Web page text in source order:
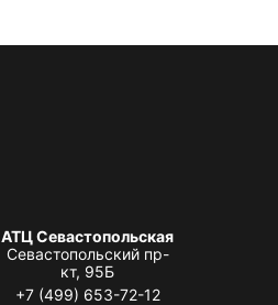
АТЦ Севастопольская
Севастопольский пр-
кт, 95Б
+7 (499) 653-72-12